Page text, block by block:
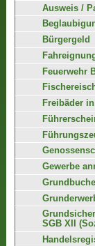
Ausweis /
Bürgergeld
Feuerwehr
Freibäder
Gewerbe
SGB XII